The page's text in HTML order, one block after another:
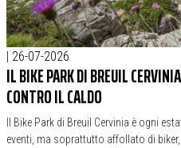
| 26-07-2026
IL BIKE PARK DI BREUIL
CONTRO IL CALDO
Il Bike Park di Breuil Cervinia è ogni
eventi, ma soprattutto affollato di biker,